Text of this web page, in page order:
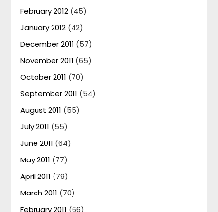
February 2012 (45)
January 2012 (42)
December 2011 (57)
November 2011 (65)
October 2011 (70)
September 2011 (54)
August 2011 (55)
July 2011 (55)
June 2011 (64)
May 2011 (77)
April 2011 (79)
March 2011 (70)
February 2011 (66)